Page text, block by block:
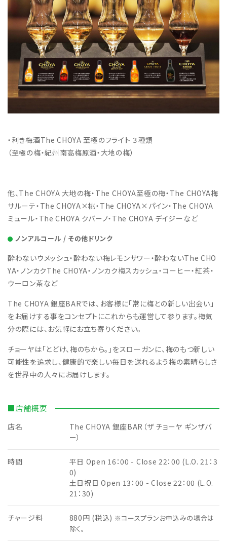
・利き梅酒The CHOYA 至極のフライト ３種類
（至極の梅・紀州南高梅原酒・大地の梅）
他、The CHOYA 大地の梅・The CHOYA至極の梅・The CHOYA梅
サルーテ・The CHOYA×桃・The CHOYA×パイン・The CHOYA
ミュール・The CHOYA クバーノ・The CHOYA デイジーなど
ノンアルコール / その他ドリンク
酔わないウメッシュ・酔わない梅レモンサワー・酔わないThe CHO
YA・ノンカクThe CHOYA・ノンカク梅スカッシュ・コーヒー・紅茶・
ウーロン茶など
The CHOYA 銀座BARでは、お客様に「常に梅との新しい出会い」
をお届けする事をコンセプトにこれからも運営して参ります。梅気
分の際には、お気軽にお立ち寄りください。
チョーヤは「とどけ、梅のちから。」をスローガンに、梅のもつ新しい
可能性を追求し、健康的で楽しい毎日を送れるよう梅の素晴らしさ
を世界中の人々にお届けします。
■店舗概要
店名
The CHOYA 銀座BAR（ザ チョーヤ ギンザバ
ー）
時間
平日 Open 16：00 - Close 22：00 (L.O. 21：3
0)
土日祝日 Open 13：00 - Close 22：00 (L.O.
21：30)
チャージ料 880円 (税込) ※コースプランお申込みの場合は
除く。